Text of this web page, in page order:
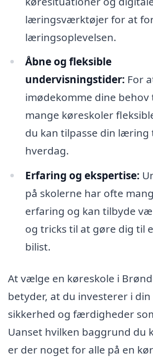
læringsværktøjer for at
læringsoplevelsen.
Åbne og fleksible
undervisningstider: For
imødekomme dine
mange køreskoler
du kan tilpasse din læring
hverdag.
Erfaring og ekspertise:
på skolerne har ofte
erfaring og kan tilbyde
og tricks til at gøre dig til
bilist.
At vælge en køreskole i
betyder, at du investerer i din
sikkerhed og færdigheder
Uanset hvilken baggrund du
er der noget for alle på en